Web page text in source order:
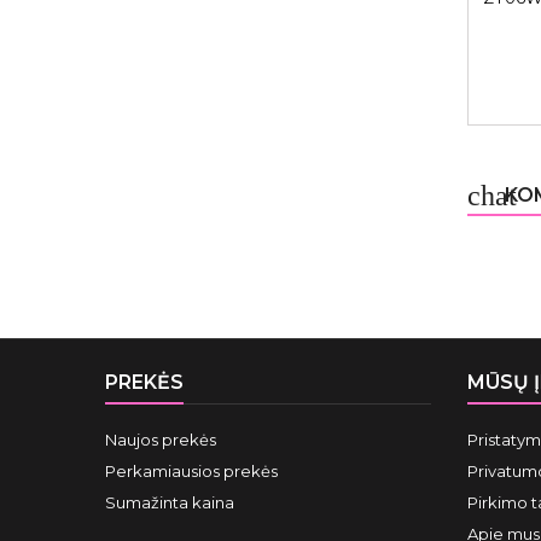
chat
PREKĖS
Naujos prekės
Perkamiausios prekės
Sumažinta kaina
MŪSŲ
Pirkimo
Apie mus